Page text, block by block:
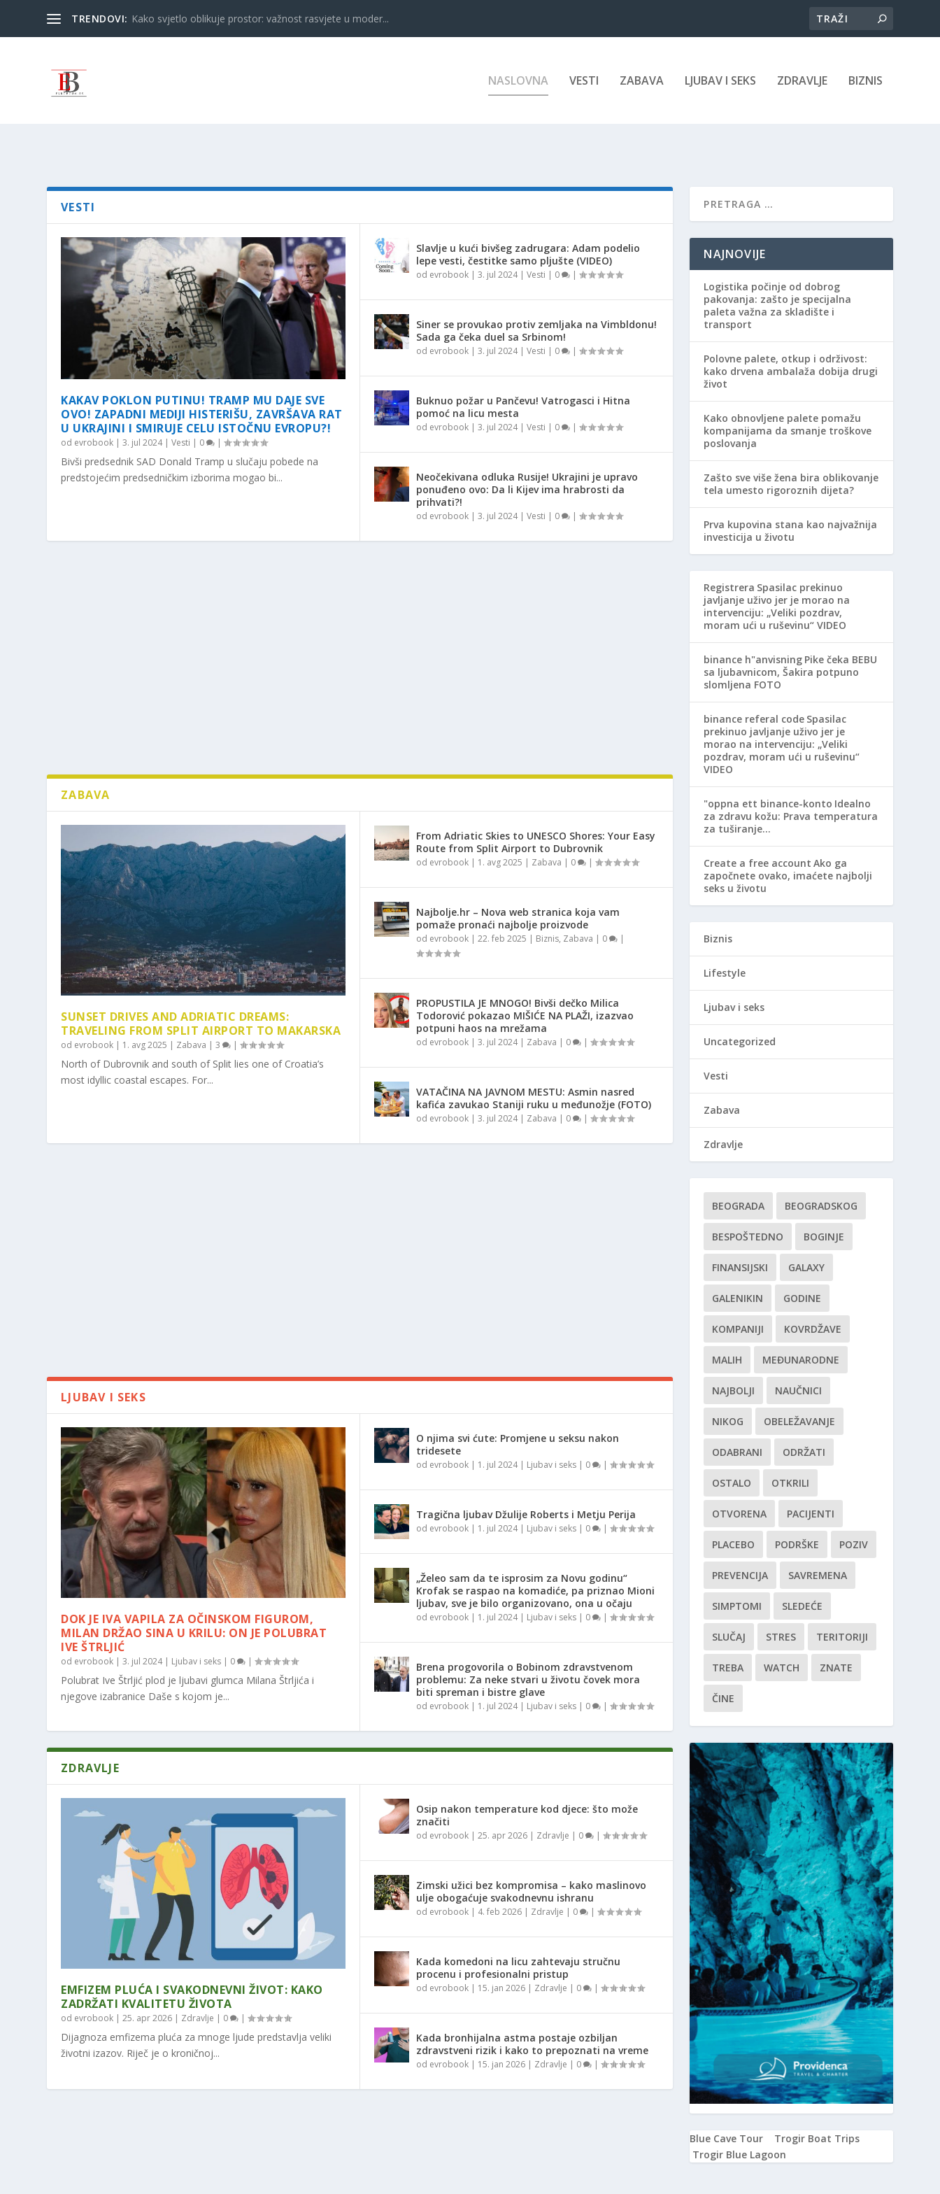
TRENDOVI: Kako svjetlo oblikuje prostor: važnost rasvjete u moder...
NASLOVNA VESTI ZABAVA LJUBAV I SEKS ZDRAVLJE BIZNIS
VESTI
KAKAV POKLON PUTINU! TRAMP MU DAJE SVE
OVO! ZAPADNI MEDIJI HISTERIŠU, ZAVRŠAVA RAT
U UKRAJINI I SMIRUJE CELU ISTOČNU EVROPU?!
od evrobook |3. jul 2024|Vesti | 0 |
Bivši predsednik SAD Donald Tramp u slučaju pobede na
predstojećim predsedničkim izborima mogao bi...
Slavlje u kući bivšeg zadrugara: Adam podelio
lepe vesti, čestitke samo pljušte (VIDEO)
od evrobook| 3. jul 2024| Vesti | 0 |
Siner se provukao protiv zemljaka na Vimbldonu!
Sada ga čeka duel sa Srbinom!
od evrobook| 3. jul 2024| Vesti | 0 |
Buknuo požar u Pančevu! Vatrogasci i Hitna
pomoć na licu mesta
od evrobook| 3. jul 2024| Vesti | 0 |
Neočekivana odluka Rusije! Ukrajini je upravo
ponuđeno ovo: Da li Kijev ima hrabrosti da
prihvati?!
od evrobook| 3. jul 2024| Vesti | 0 |
ZABAVA
SUNSET DRIVES AND ADRIATIC DREAMS:
TRAVELING FROM SPLIT AIRPORT TO MAKARSKA
od evrobook | 1. avg 2025 | Zabava |3 |
North of Dubrovnik and south of Split lies one of Croatia’s
most idyllic coastal escapes. For...
From Adriatic Skies to UNESCO Shores: Your Easy
Route from Split Airport to Dubrovnik
od evrobook| 1. avg 2025 | Zabava | 0 |
Najbolje.hr – Nova web stranica koja vam
pomaže pronaći najbolje proizvode
od evrobook| 22. feb 2025 | Biznis, Zabava | 0 |
PROPUSTILA JE MNOGO! Bivši dečko Milica
Todorović pokazao MIŠIĆE NA PLAŽI, izazvao
potpuni haos na mrežama
od evrobook| 3. jul 2024| Zabava | 0 |
VATAČINA NA JAVNOM MESTU: Asmin nasred
kafića zavukao Staniji ruku u međunožje (FOTO)
od evrobook| 3. jul 2024| Zabava | 0 |
LJUBAV I SEKS
DOK JE IVA VAPILA ZA OČINSKOM FIGUROM,
MILAN DRŽAO SINA U KRILU: ON JE POLUBRAT
IVE ŠTRLJIĆ
od evrobook |3. jul 2024| Ljubav i seks | 0 |
Polubrat Ive Štrljić plod je ljubavi glumca Milana Štrljića i
njegove izabranice Daše s kojom je...
O njima svi ćute: Promjene u seksu nakon
tridesete
od evrobook| 1. jul 2024| Ljubav i seks| 0 |
Tragična ljubav Džulije Roberts i Metju Perija
od evrobook| 1. jul 2024| Ljubav i seks| 0 |
„Želeo sam da te isprosim za Novu godinu“
Krofak se raspao na komadiće, pa priznao Mioni
ljubav, sve je bilo organizovano, ona u očaju
od evrobook| 1. jul 2024| Ljubav i seks| 0 |
Brena progovorila o Bobinom zdravstvenom
problemu: Za neke stvari u životu čovek mora
biti spreman i bistre glave
od evrobook| 1. jul 2024| Ljubav i seks| 0 |
ZDRAVLJE
EMFIZEM PLUĆA I SVAKODNEVNI ŽIVOT: KAKO
ZADRŽATI KVALITETU ŽIVOTA
od evrobook |25. apr 2026 | Zdravlje | 0 |
Dijagnoza emfizema pluća za mnoge ljude predstavlja veliki
životni izazov. Riječ je o kroničnoj...
Osip nakon temperature kod djece: što može
značiti
od evrobook| 25. apr 2026| Zdravlje | 0 |
Zimski užici bez kompromisa – kako maslinovo
ulje obogaćuje svakodnevnu ishranu
od evrobook| 4. feb 2026| Zdravlje | 0 |
Kada komedoni na licu zahtevaju stručnu
procenu i profesionalni pristup
od evrobook| 15. jan 2026| Zdravlje | 0 |
Kada bronhijalna astma postaje ozbiljan
zdravstveni rizik i kako to prepoznati na vreme
od evrobook| 15. jan 2026| Zdravlje | 0 |
NAJNOVIJE
Logistika počinje od dobrog
pakovanja: zašto je specijalna
paleta važna za skladište i
transport
Polovne palete, otkup i održivost:
kako drvena ambalaža dobija drugi
život
Kako obnovljene palete pomažu
kompanijama da smanje troškove
poslovanja
Zašto sve više žena bira oblikovanje
tela umesto rigoroznih dijeta?
Prva kupovina stana kao najvažnija
investicija u životu
Registrera Spasilac prekinuo
javljanje uživo jer je morao na
intervenciju: „Veliki pozdrav,
moram ući u ruševinu“ VIDEO
binance h"anvisning Pike čeka BEBU
sa ljubavnicom, Šakira potpuno
slomljena FOTO
binance referal code Spasilac
prekinuo javljanje uživo jer je
morao na intervenciju: „Veliki
pozdrav, moram ući u ruševinu“
VIDEO
"oppna ett binance-konto Idealno
za zdravu kožu: Prava temperatura
za tuširanje…
Create a free account Ako ga
započnete ovako, imaćete najbolji
seks u životu
Biznis
Lifestyle
Ljubav i seks
Uncategorized
Vesti
Zabava
Zdravlje
BEOGRADA BEOGRADSKOG
BESPOŠTEDNO BOGINJE
FINANSIJSKI GALAXY
GALENIKIN GODINE
KOMPANIJI KOVRDŽAVE
MALIH MEĐUNARODNE
NAJBOLJI NAUČNICI
NIKOG OBELEŽAVANJE
ODABRANI ODRŽATI
OSTALO OTKRILI
OTVORENA PACIJENTI
PLACEBO PODRŠKE POZIV
PREVENCIJA SAVREMENA
SIMPTOMI SLEDEĆE
SLUČAJ STRES TERITORIJI
TREBA WATCH ZNATE
ČINE
Blue Cave Tour
Trogir Boat Trips
Trogir Blue Lagoon